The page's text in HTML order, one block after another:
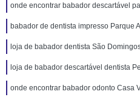
onde encontrar babador descartável
babador de dentista impresso Parque
loja de babador dentista São
loja de babador descartável dentista
onde encontrar babador odonto Casa